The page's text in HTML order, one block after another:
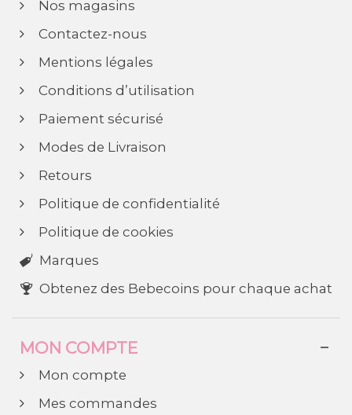
Nos magasins
Contactez-nous
Mentions légales
Conditions d’utilisation
Paiement sécurisé
Modes de Livraison
Retours
Politique de confidentialité
Politique de cookies
Marques
Obtenez des Bebecoins pour chaque achat
MON COMPTE
Mon compte
Mes commandes